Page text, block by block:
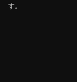
す。